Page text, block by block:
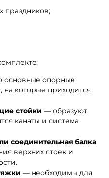
праздников;
основные опорные
на которые приходится
стойки — образуют
канаты и система
соединительная балка
верхних стоек и
— необходимы для